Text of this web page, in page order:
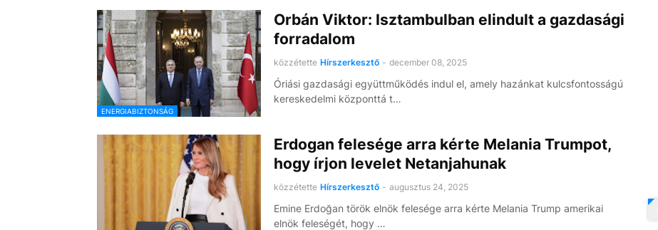
ENERGIABIZTONSÁG
Orbán Viktor: Isztambulban elindult a gazdasági
forradalom
közzétette Hírszerkesztő - december 08, 2025
Óriási gazdasági együttműködés indul el, amely hazánkat kulcsfontosságú
kereskedelmi központtá t…
Erdogan felesége arra kérte Melania Trumpot,
hogy írjon levelet Netanjahunak
közzétette Hírszerkesztő - augusztus 24, 2025
Emine Erdoğan török ​​elnök felesége arra kérte Melania Trump amerikai
elnök feleségét, hogy …